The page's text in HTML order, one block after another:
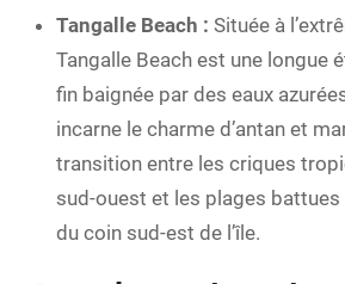
Tangalle Beach : Située à
Tangalle Beach est une longue
fin baignée par des eaux
incarne le charme d’antan et
transition entre les criques
sud-ouest et les plages battues
du coin sud-est de l’île.